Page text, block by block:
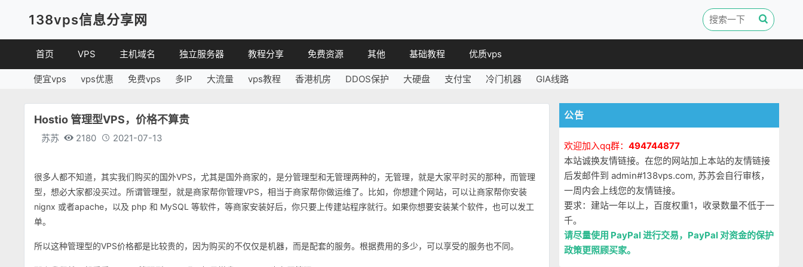
138vps信息分享网
首页 VPS
VPS优惠
VPS评测
主机域名
域名
独立服务器 教程分享
VPS教程
免费资源
免费空间
其他
简讯
基础教程 优质vps
便宜vps vps优惠 免费vps 多IP 大流量 vps教程 香港机房 DDOS保护 大硬盘 支付宝 冷门机器 GIA线路
Hostio 管理型VPS，价格不算贵
苏苏 2180 2021-07-13
很多人都不知道，其实我们购买的国外VPS，尤其是国外商家的，是分管理型和无管理两种的，无管理，就是大家平时买的那种，而管理
型，想必大家都没买过。所谓管理型，就是商家帮你管理VPS，相当于商家帮你做运维了。比如，你想建个网站，可以让商家帮你安装
nignx 或者apache，以及 php 和 MySQL 等软件，等商家安装好后，你只要上传建站程序就行。如果你想要安装某个软件，也可以发工
单。
所以这种管理型的VPS价格都是比较贵的，因为购买的不仅仅是机器，而是配套的服务。根据费用的多少，可以享受的服务也不同。
公告
欢迎加入qq群： 494744877
本站诚换友情链接。在您的网站加上本站的友情链接
后发邮件到 admin#138vps.com, 苏苏会自行审核，
一周内会上线您的友情链接。
要求：建站一年以上，百度权重1，收录数量不低于一
千。
请尽量使用 PayPal 进行交易，PayPal 对资金的保护
政策更照顾买家。